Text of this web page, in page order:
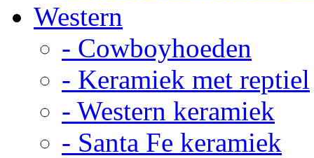
Western
- Cowboyhoeden
- Keramiek met reptiel
- Western keramiek
- Santa Fe keramiek